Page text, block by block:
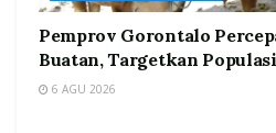
Pemprov Gorontalo
Buatan, Targetkan
6 AGU 2026